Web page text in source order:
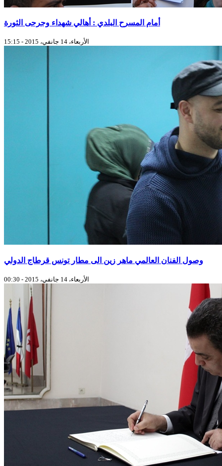
أمام المسرح البلدي : أهالي شهداء وجرحى الثورة
الأربعاء، 14 جانفي، 2015 - 15:15
وصول الفنان العالمي ماهر زين الى مطار تونس قرطاج الدولي
الأربعاء، 14 جانفي، 2015 - 00:30